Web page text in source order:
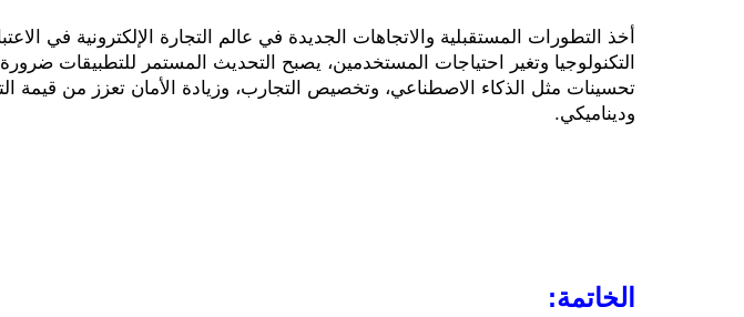
التكنولوجيا وتغير احتياجات المستخدمين، يصبح التحديث المستمر للتطبيقات
وديناميكي.
الخاتمة: